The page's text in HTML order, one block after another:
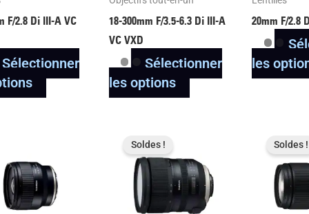
F/2.8 Di III-AVC
Sélectionner
être
sur
la
page
18-300mm F/3.5-6.3 Di III-A
VC VXD
Sélectionner
les options
être
sur
la
page
20mm F/2.8
les
a
plusieurs
variantes.
Soldes !
a
plusieurs
variantes.
Soldes !